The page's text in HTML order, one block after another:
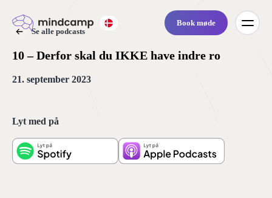
Book møde
Se alle podcasts
10 – Derfor skal du IKKE have indre ro
21. september 2023
Lyt med på